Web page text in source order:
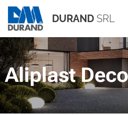
DURAND SRL
Aliplast